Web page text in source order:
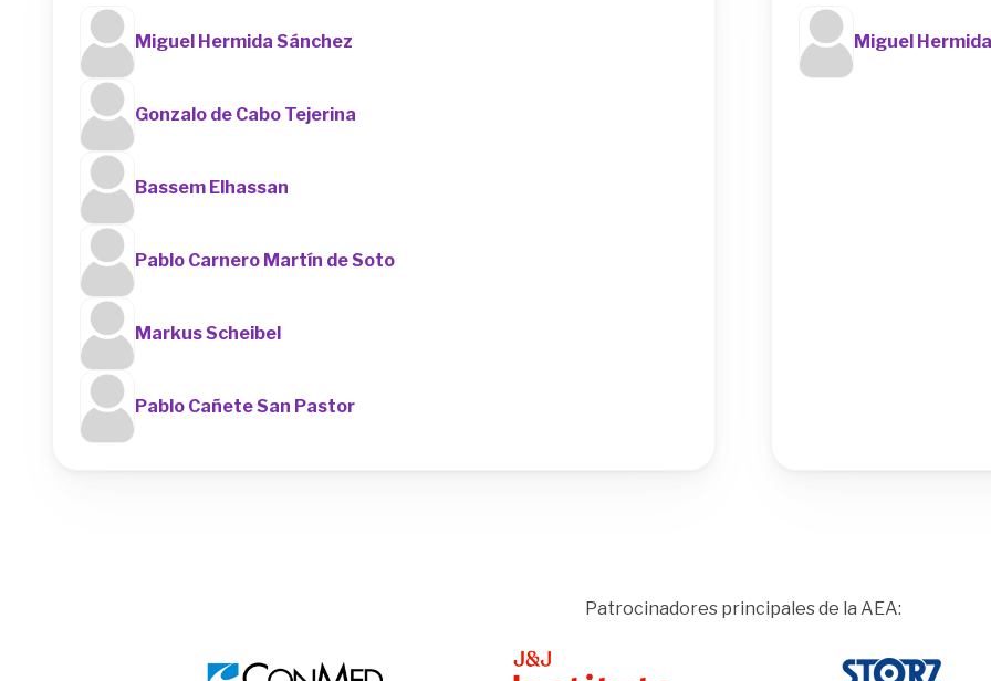
Miguel Hermida Sánchez
Gonzalo de Cabo Tejerina
Bassem Elhassan
Pablo Carnero Martín de Soto
Markus Scheibel
Pablo Cañete San Pastor
Miguel
Patrocinadores principales de la AEA:
Image Image